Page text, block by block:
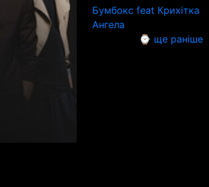
Бумбокс feat Крихiтка
Ангела
⌚ ще раніше